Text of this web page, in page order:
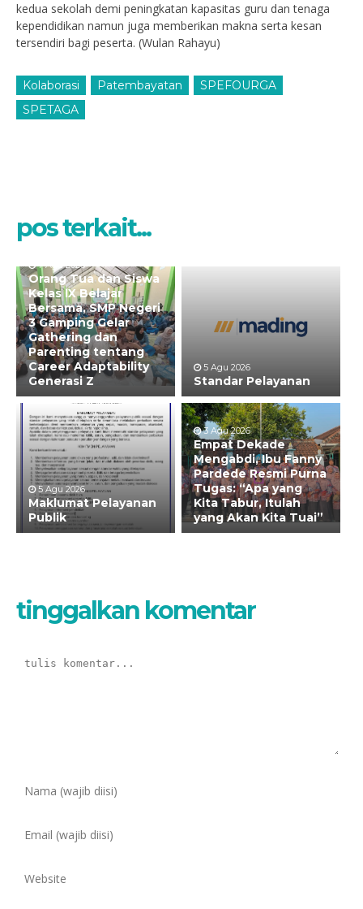
kedua sekolah demi peningkatan kapasitas guru dan tenaga
kependidikan namun juga memberikan makna serta kesan
tersendiri bagi peserta. (Wulan Rahayu)
Kolaborasi Patembayatan
SPEFOURGA
SPETAGA
pos terkait...
7 Agu 2026
Orang Tua dan Siswa
Kelas IX Belajar
Bersama, SMP Negeri
3 Gamping Gelar
Gathering dan
Parenting tentang
Career Adaptability
Generasi Z
5 Agu 2026
Standar Pelayanan
5 Agu 2026
Maklumat Pelayanan
Publik
3 Agu 2026
Empat Dekade
Mengabdi, Ibu Fanny
Pardede Resmi Purna
Tugas: “Apa yang
Kita Tabur, Itulah
yang Akan Kita Tuai”
tinggalkan komentar